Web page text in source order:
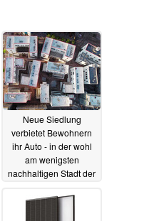
Neue Siedlung
verbietet Bewohnern
ihr Auto - in der wohl
am wenigsten
nachhaltigen Stadt der